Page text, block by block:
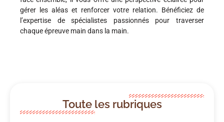
gérer les aléas et renforcer votre relation. Bénéficiez de
l’expertise de spécialistes passionnés pour traverser
chaque épreuve main dans la main.
Toute les rubriques